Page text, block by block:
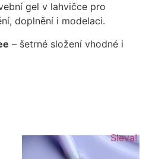
gel v lahvičce pro
doplnění i modelaci.
– šetrné složení vhodné i
Sleva!